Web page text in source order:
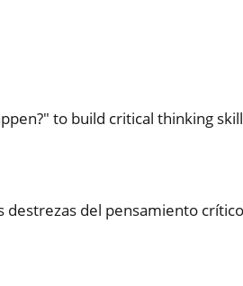
to build critical thinking
destrezas del pensamiento